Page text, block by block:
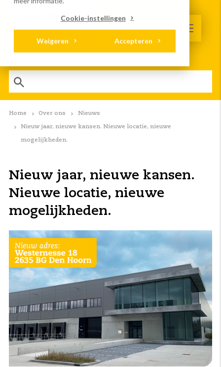
Cookie-instellingen
Accepteren
Weigeren
Home Over ons Nieuws
Nieuw jaar, nieuwe kansen. Nieuwe locatie, nieuwe
mogelijkheden.
Nieuw jaar, nieuwe kansen.
Nieuwe locatie, nieuwe
mogelijkheden.